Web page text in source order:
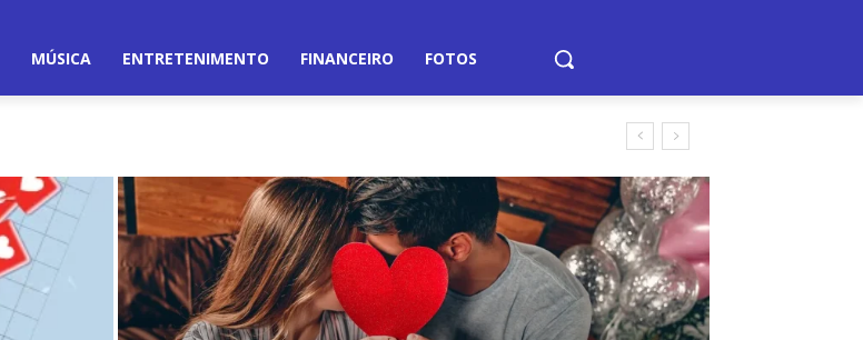
MÚSICA ENTRETENIMENTO FINANCEIRO FOTOS